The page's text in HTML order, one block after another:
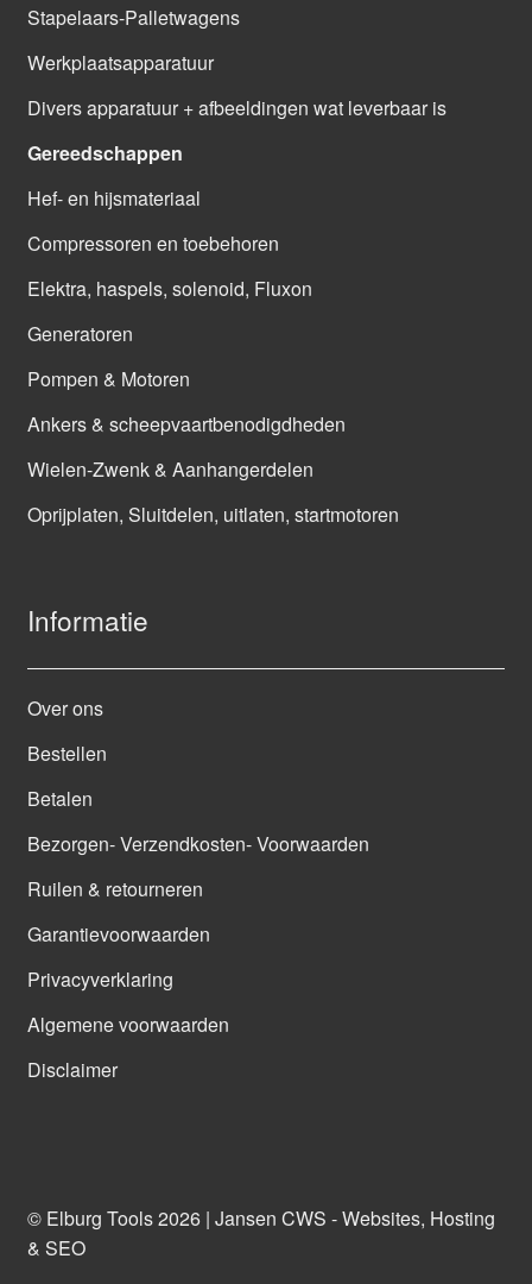
Stapelaars-Palletwagens
Werkplaatsapparatuur
Divers apparatuur + afbeeldingen wat leverbaar is
Gereedschappen
Hef- en hijsmateriaal
Compressoren en toebehoren
Elektra, haspels, solenoid, Fluxon
Generatoren
Pompen & Motoren
Ankers & scheepvaartbenodigdheden
Wielen-Zwenk & Aanhangerdelen
Oprijplaten, Sluitdelen, uitlaten, startmotoren
Informatie
Over ons
Bestellen
Betalen
Bezorgen- Verzendkosten- Voorwaarden
Ruilen & retourneren
Garantievoorwaarden
Privacyverklaring
Algemene voorwaarden
Disclaimer
© Elburg Tools 2026 | Jansen CWS - Websites, Hosting
& SEO